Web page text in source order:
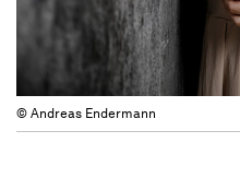
© Andreas Endermann